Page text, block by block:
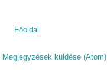
Főoldal
Megjegyzések küldése (Atom)